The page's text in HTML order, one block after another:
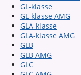
GL-klasse
GL-klasse AMG
GLA-klasse
GLA-klasse AMG
GLB
GLB AMG
GLC